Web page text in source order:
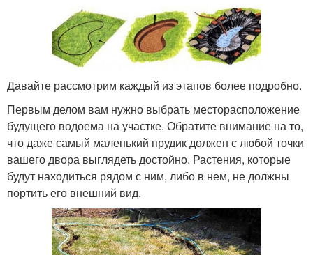
Давайте рассмотрим каждый из этапов более подробно.
Первым делом вам нужно выбрать месторасположение
будущего водоема на участке. Обратите внимание на то,
что даже самый маленький прудик должен с любой точки
вашего двора выглядеть достойно. Растения, которые
будут находиться рядом с ним, либо в нем, не должны
портить его внешний вид.